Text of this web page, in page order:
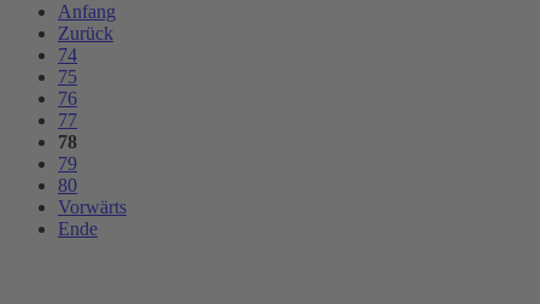
Anfang
Zurück
74
75
76
77
78
79
80
Vorwärts
Ende